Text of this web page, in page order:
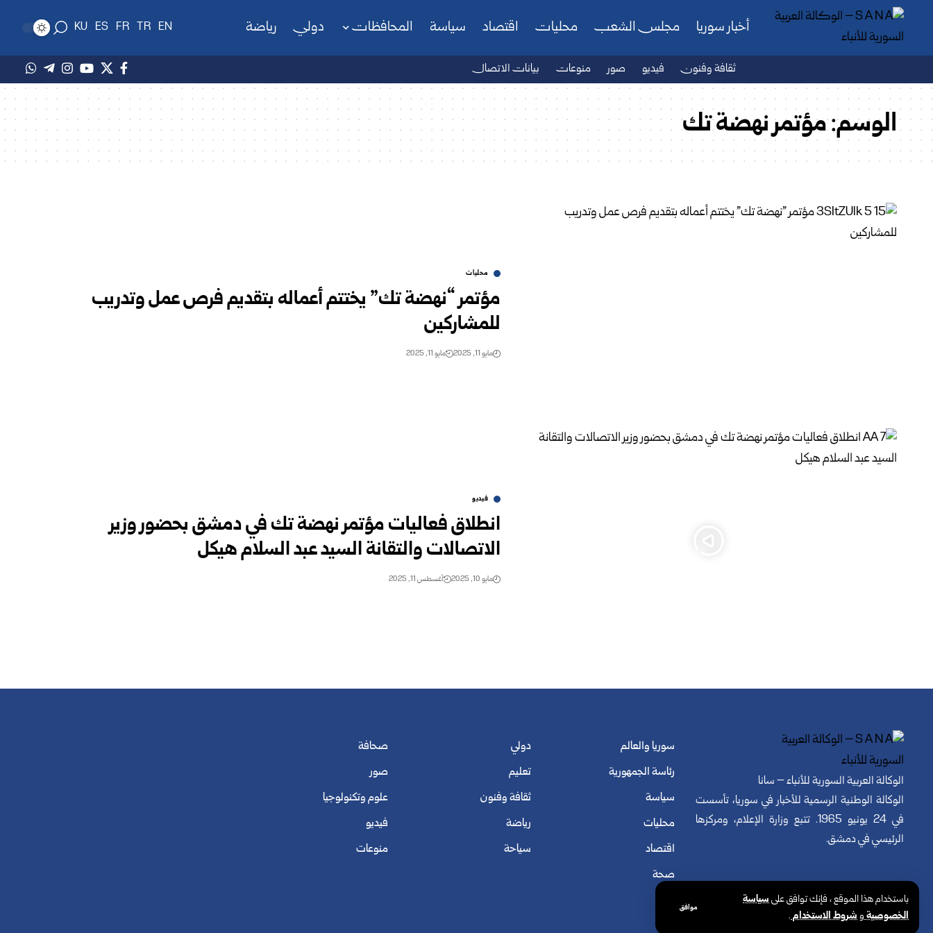
باستخدام هذا الموقع ، فإنك توافق علىسياسة
الخصوصيةوشروط الاستخدام.
موافق
أخبار سوريا مجلس الشعب محليات اقتصاد سياسة المحافظات دولي رياضة EN
TR
FR
ES
KU
ثقافة وفنون فيديو صور منوعات بيانات الاتصال
الوسم:مؤتمر نهضة تك
محليات
مؤتمر “نهضة تك” يختتم أعماله بتقديم فرص عمل وتدريب
للمشاركين
مايو 11, 2025 مايو 11, 2025
فيديو
انطلاق فعاليات مؤتمر نهضة تك في دمشق بحضور وزير
الاتصالات والتقانة السيد عبد السلام هيكل
مايو 10, 2025 أغسطس 11, 2025
الوكالة العربية السورية للأنباء – سانا
الوكالة الوطنية الرسمية للأخبار في سوريا، تأسست
في 24 يونيو 1965. تتبع وزارة الإعلام، ومركزها
الرئيسي في دمشق.
سوريا والعالم
رئاسة الجمهورية
سياسة
محليات
اقتصاد
صحة
دولي
تعليم
ثقافة وفنون
رياضة
سياحة
صحافة
صور
علوم وتكنولوجيا
فيديو
منوعات